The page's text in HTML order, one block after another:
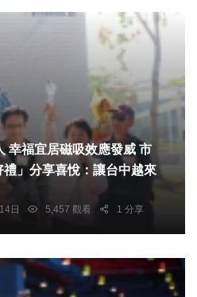
市
」分享喜悅：讓台中越來
日 5,457 觀看 1 分享